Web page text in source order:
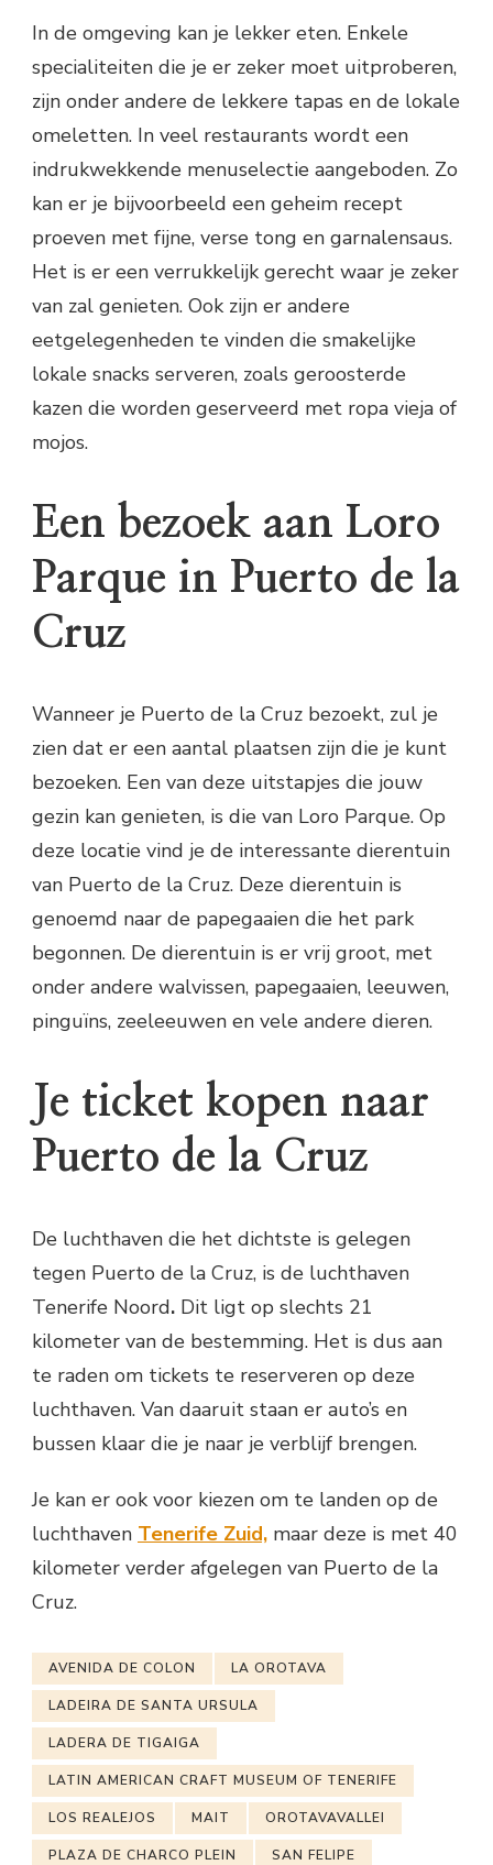
In de omgeving kan je lekker eten. Enkele
specialiteiten die je er zeker moet uitproberen,
zijn onder andere de lekkere tapas en de lokale
omeletten. In veel restaurants wordt een
indrukwekkende menuselectie aangeboden. Zo
kan er je bijvoorbeeld een geheim recept
proeven met fijne, verse tong en garnalensaus.
Het is er een verrukkelijk gerecht waar je zeker
van zal genieten. Ook zijn er andere
eetgelegenheden te vinden die smakelijke
lokale snacks serveren, zoals geroosterde
kazen die worden geserveerd met ropa vieja of
mojos.
Een bezoek aan Loro
Parque in Puerto de la
Cruz
Wanneer je Puerto de la Cruz bezoekt, zul je
zien dat er een aantal plaatsen zijn die je kunt
bezoeken. Een van deze uitstapjes die jouw
gezin kan genieten, is die van Loro Parque. Op
deze locatie vind je de interessante dierentuin
van Puerto de la Cruz. Deze dierentuin is
genoemd naar de papegaaien die het park
begonnen. De dierentuin is er vrij groot, met
onder andere walvissen, papegaaien, leeuwen,
pinguïns, zeeleeuwen en vele andere dieren.
Je ticket kopen naar
Puerto de la Cruz
De luchthaven die het dichtste is gelegen
tegen Puerto de la Cruz, is de luchthaven
Tenerife Noord. Dit ligt op slechts 21
kilometer van de bestemming. Het is dus aan
te raden om tickets te reserveren op deze
luchthaven. Van daaruit staan er auto’s en
bussen klaar die je naar je verblijf brengen.
Je kan er ook voor kiezen om te landen op de
luchthaven Tenerife Zuid, maar deze is met 40
kilometer verder afgelegen van Puerto de la
Cruz.
AVENIDA DE COLON LA OROTAVA
LADEIRA DE SANTA URSULA
LADERA DE TIGAIGA
LATIN AMERICAN CRAFT MUSEUM OF TENERIFE
LOS REALEJOS MAIT OROTAVAVALLEI
PLAZA DE CHARCO PLEIN SAN FELIPE